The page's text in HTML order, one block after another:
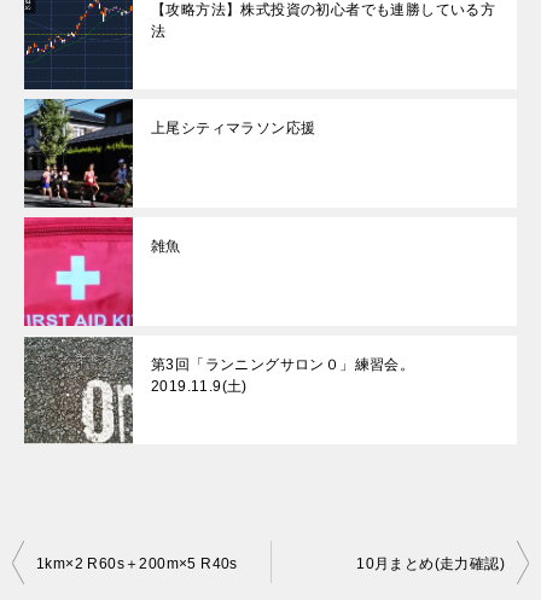
【攻略方法】株式投資の初心者でも連勝している方
法
上尾シティマラソン応援
雑魚
第3回「ランニングサロン０」練習会。
2019.11.9(土)
投
1km×2 R60s＋200m×5 R40s 10月まとめ(走力確認)